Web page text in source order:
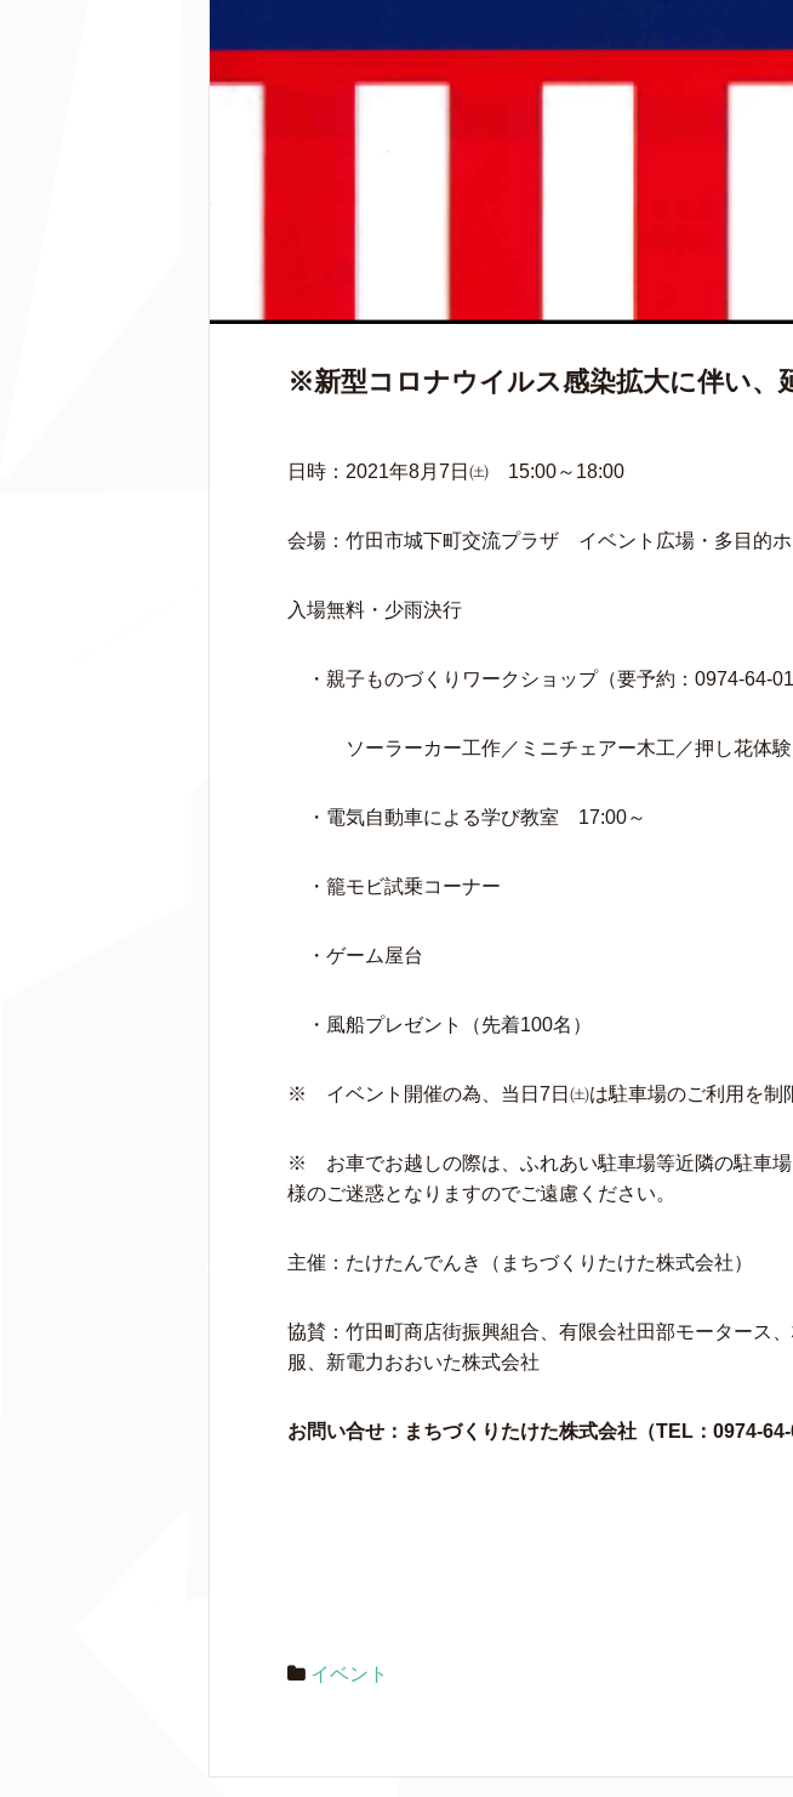
※新型コロナウイルス感染拡大に伴い、
日時：2021年8月7日㈯ 15:00～18:00
会場：竹田市城下町交流プラザ イベント広場・多目的
入場無料・少雨決行
・親子ものづくりワークショップ（要予約：0974-64-
ソーラーカー工作／ミニチェアー木工／押し花体験
・電気自動車による学び教室 17:00～
・籠モビ試乗コーナー
・ゲーム屋台
・風船プレゼント（先着100名）
※ イベント開催の為、当日7日㈯は駐車場のご利用を制
※ お車でお越しの際は、ふれあい駐車場等近隣の駐車
様のご迷惑となりますのでご遠慮ください。
主催：たけたんでんき（まちづくりたけた株式会社）
協賛：竹田町商店街振興組合、有限会社田部モータース
服、新電力おおいた株式会社
お問い合せ：まちづくりたけた株式会社（TEL：0974-64-
イベント